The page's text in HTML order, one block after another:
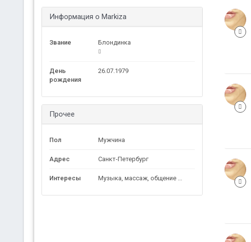
Информация о Markiza
Звание Блондинка
День
рождения
26.07.1979
Прочее
Пол Мужчина
Адрес Санкт-Петербург
Интересы Музыка, массаж, общение ...